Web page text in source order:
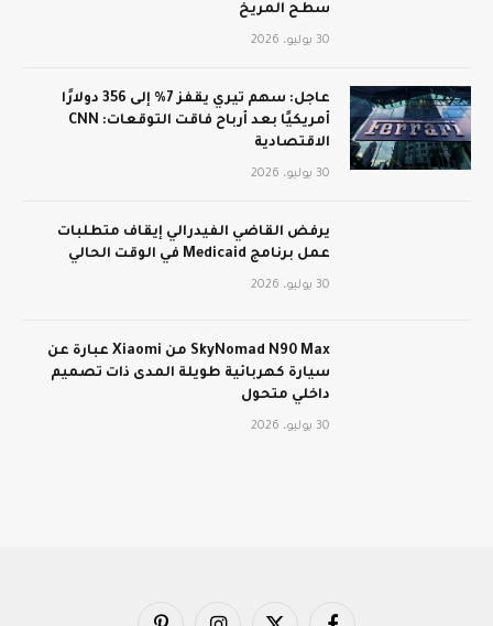
سطح المريخ
30 يوليو، 2026
عاجل: سهم تيري يقفز 7% إلى 356 دولارًا
أمريكيًا بعد أرباح فاقت التوقعات: CNN
الاقتصادية
30 يوليو، 2026
يرفض القاضي الفيدرالي إيقاف متطلبات
عمل برنامج Medicaid في الوقت الحالي
30 يوليو، 2026
SkyNomad N90 Max من Xiaomi عبارة عن
سيارة كهربائية طويلة المدى ذات تصميم
داخلي متحول
30 يوليو، 2026